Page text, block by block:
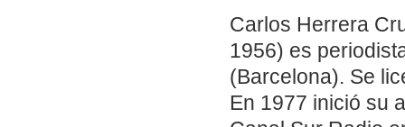
Carlos Herrera
1956) es
(Barcelona). Se
En 1977 inició su